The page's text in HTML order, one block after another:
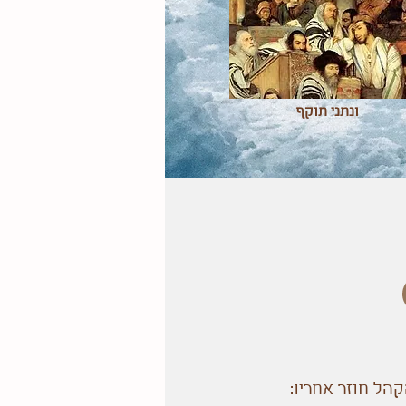
ונתני תוקף
חוזר אחריו: